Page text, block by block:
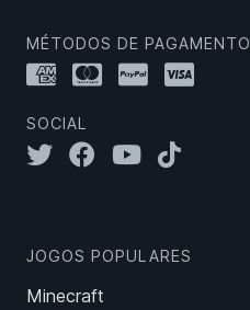
MÉTODOS DE PAGAMENTO
SOCIAL
JOGOS POPULARES
Minecraft